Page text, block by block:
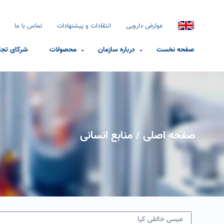
عوارض دارویی انتقادات و پیشنهادات تماس با ما
صفحه نخست درباره سازمان محصولات شرکای
صفحه اصلی / منابع انسانی